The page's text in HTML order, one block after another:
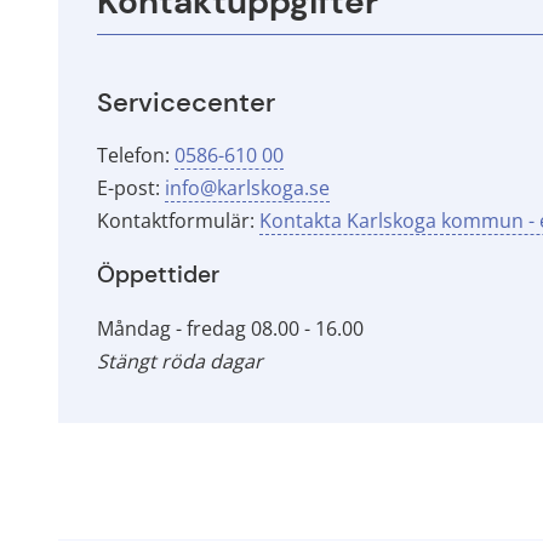
Servicecenter
Telefon: 0586-610 00
E-post: info@karlskoga.se
Kontaktformulär: Kontakta Karlskoga kommun -
Öppettider
Måndag - fredag 08.00 - 16.00
Stängt röda dagar